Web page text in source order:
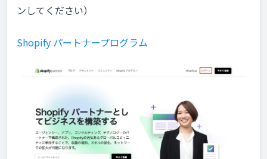
ンしてください）
Shopify パートナープログラム